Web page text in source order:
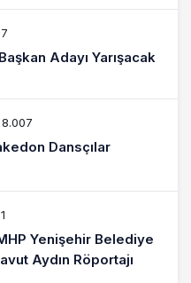
Adayı Yarışacak
8.007
Dansçılar
Yenişehir Belediye
Aydın Röportajı